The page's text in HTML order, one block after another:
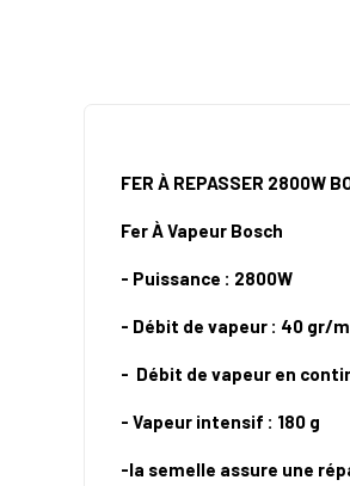
FER À REPASSER 2800W
Fer À Vapeur Bosch
- Puissance : 2800W
- Débit de vapeur : 40 gr/
- Débit de vapeur en
- Vapeur intensif : 180 g
-la semelle assure une